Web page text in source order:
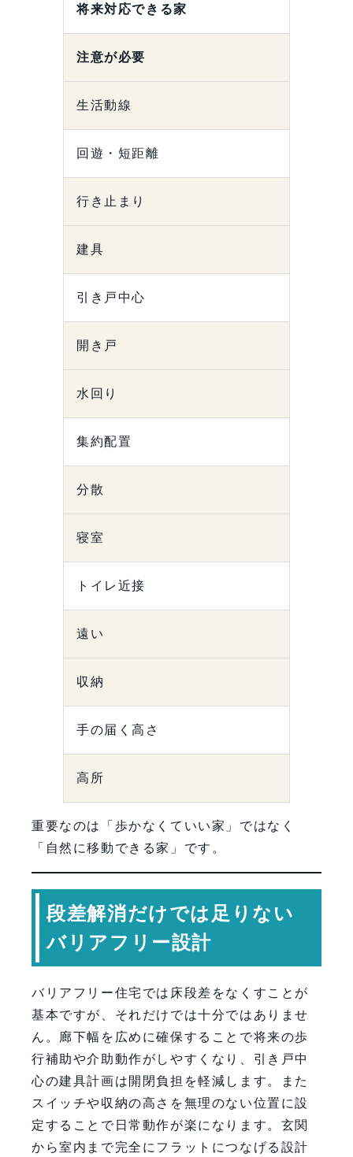
将来対応できる家
注意が必要
生活動線
回遊・短距離
行き止まり
建具
引き戸中心
開き戸
水回り
集約配置
分散
寝室
トイレ近接
遠い
収納
手の届く高さ
高所
重要なのは「歩かなくていい家」ではなく
「自然に移動できる家」です。
段差解消だけでは足りない
バリアフリー設計
バリアフリー住宅では床段差をなくすことが
基本ですが、それだけでは十分ではありませ
ん。廊下幅を広めに確保することで将来の歩
行補助や介助動作がしやすくなり、引き戸中
心の建具計画は開閉負担を軽減します。また
スイッチや収納の高さを無理のない位置に設
定することで日常動作が楽になります。玄関
から室内まで完全にフラットにつなげる設計